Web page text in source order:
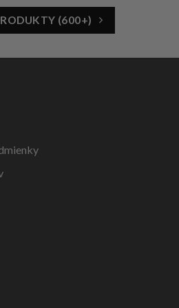
(600+)